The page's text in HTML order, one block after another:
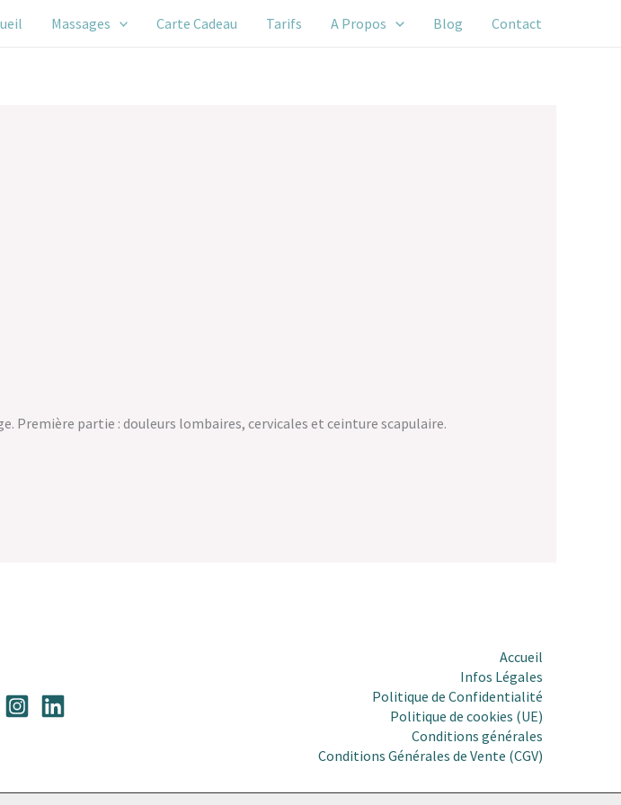
Massages Carte Cadeau Tarifs A Propos Blog Contact
Première partie : douleurs lombaires, cervicales et ceinture scapulaire.
Accueil
Infos Légales
Politique de Confidentialité
Politique de cookies (UE)
Conditions générales
Conditions Générales de Vente (CGV)